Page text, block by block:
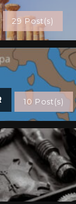
29 Post(s)
10 Post(s)